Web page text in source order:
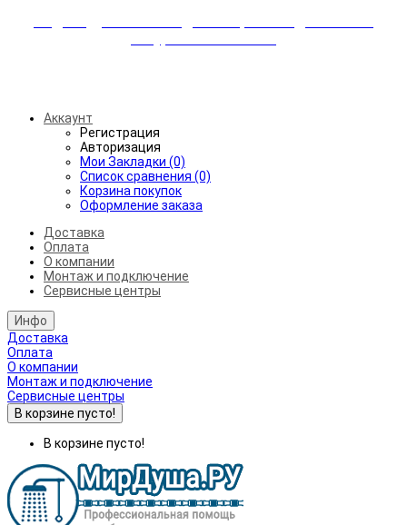
Аккаунт
Регистрация
Авторизация
Мои Закладки (0)
Список сравнения (0)
Корзина покупок
Оформление заказа
Доставка
Оплата
О компании
Монтаж и подключение
Сервисные центры
Инфо
Доставка
Оплата
О компании
Монтаж и подключение
Сервисные центры
В корзине пусто!
В корзине пусто!